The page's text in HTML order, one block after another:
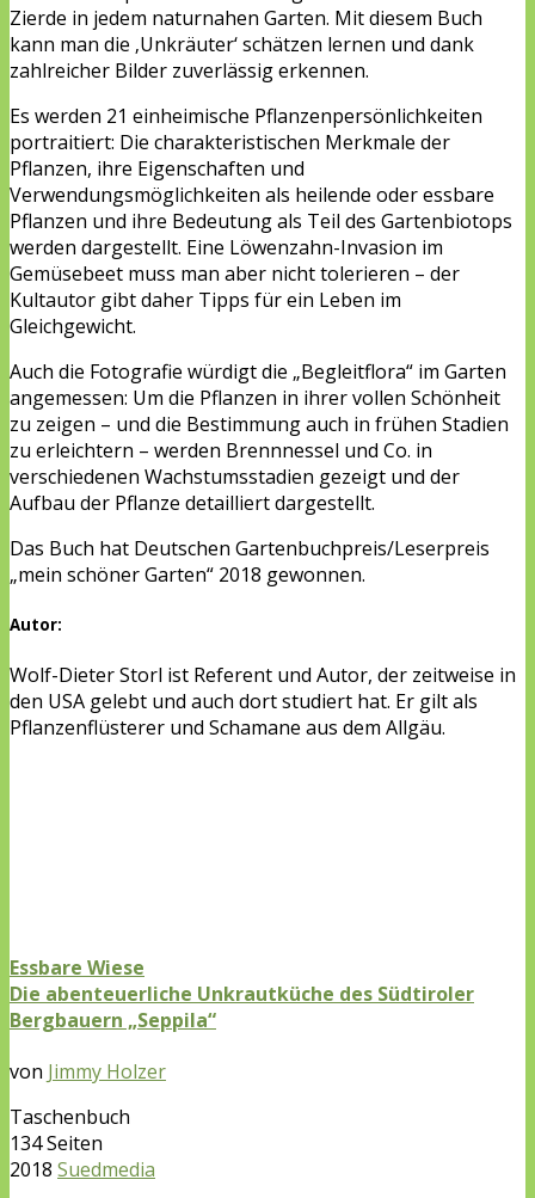
Zierde in jedem naturnahen Garten. Mit diesem Buch
kann man die ‚Unkräuter‘ schätzen lernen und dank
zahlreicher Bilder zuverlässig erkennen.
Es werden 21 einheimische Pflanzenpersönlichkeiten
portraitiert: Die charakteristischen Merkmale der
Pflanzen, ihre Eigenschaften und
Verwendungsmöglichkeiten als heilende oder essbare
Pflanzen und ihre Bedeutung als Teil des Gartenbiotops
werden dargestellt. Eine Löwenzahn-Invasion im
Gemüsebeet muss man aber nicht tolerieren – der
Kultautor gibt daher Tipps für ein Leben im
Gleichgewicht.
Auch die Fotografie würdigt die „Begleitflora“ im Garten
angemessen: Um die Pflanzen in ihrer vollen Schönheit
zu zeigen – und die Bestimmung auch in frühen Stadien
zu erleichtern – werden Brennnessel und Co. in
verschiedenen Wachstumsstadien gezeigt und der
Aufbau der Pflanze detailliert dargestellt.
Das Buch hat Deutschen Gartenbuchpreis/Leserpreis
„mein schöner Garten“ 2018 gewonnen.
Autor:
Wolf-Dieter Storl ist Referent und Autor, der zeitweise in
den USA gelebt und auch dort studiert hat. Er gilt als
Pflanzenflüsterer und Schamane aus dem Allgäu.
Essbare Wiese
Die abenteuerliche Unkrautküche des Südtiroler
Bergbauern „Seppila“
von Jimmy Holzer
Taschenbuch
134 Seiten
2018 Suedmedia